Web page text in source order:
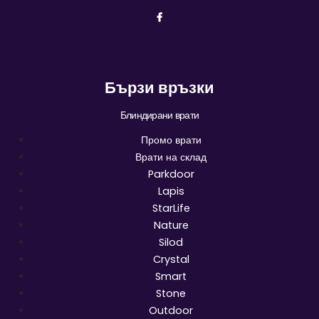
Бързи връзки
Блиндирани врати
Промо врати
Врати на склад
Parkdoor
Lapis
StarLife
Nature
Silod
Crystal
Smart
Stone
Outdoor